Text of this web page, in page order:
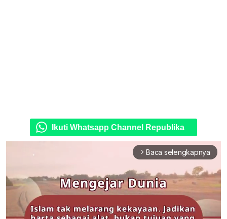
Ikuti Whatsapp Channel Republika
arrow_forward_ios Baca selengkapnya